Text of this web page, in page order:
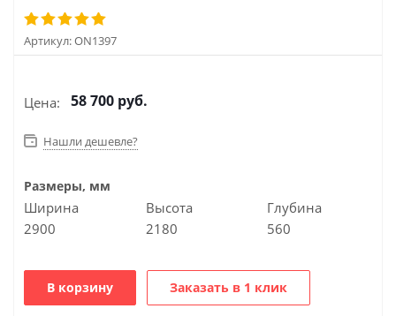
Артикул:ON1397
Цена: 58 700 руб.
Нашли дешевле?
Размеры, мм
Ширина
2900
Высота
2180
Глубина
560
В корзину Заказать в 1 клик